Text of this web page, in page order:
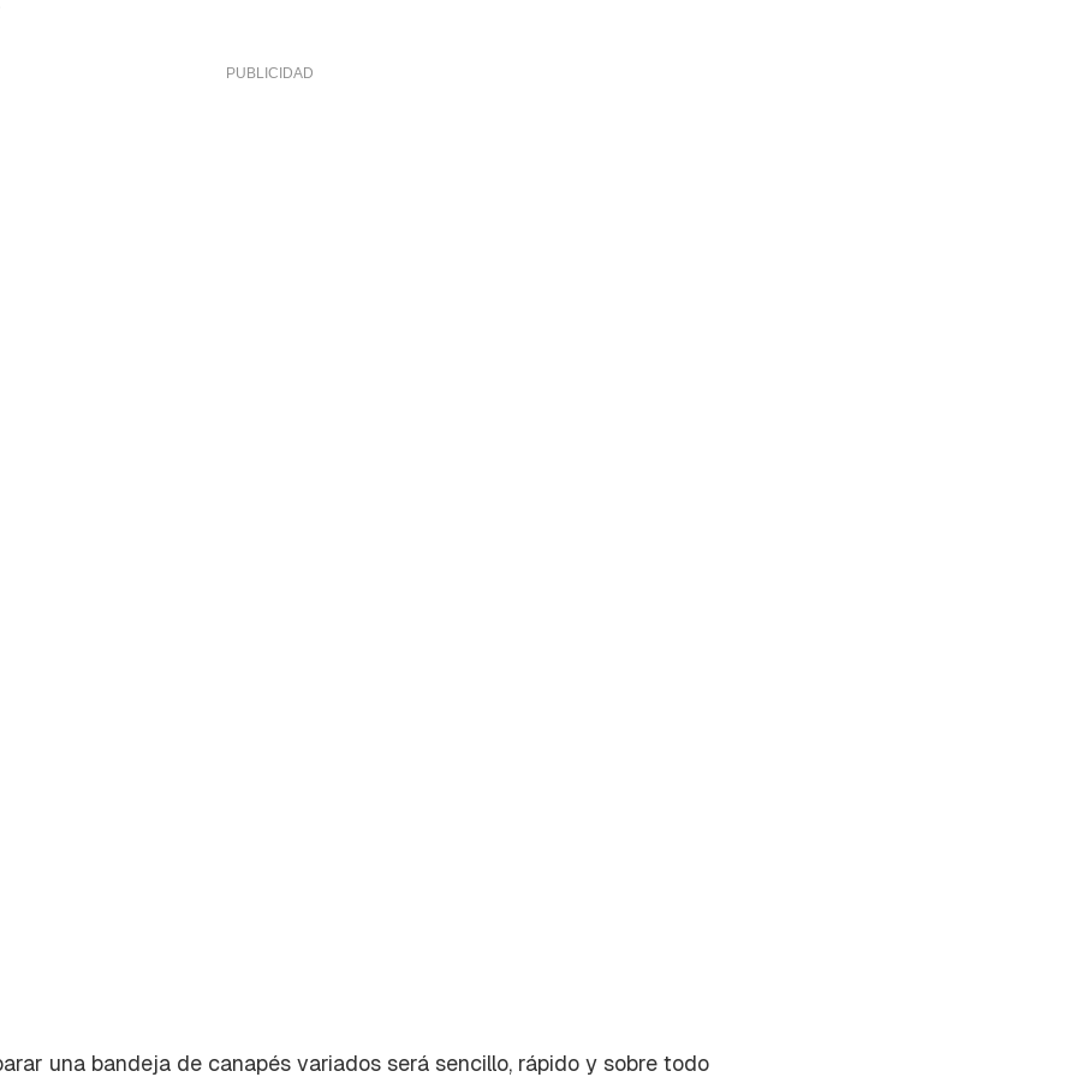
una bandeja de canapés variados será sencillo, rápido y sobre todo